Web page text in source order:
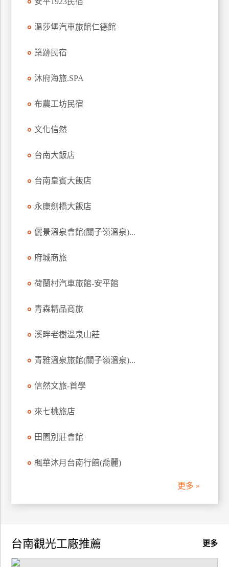
溫莎堡汽車旅館仁德館
築跡民宿
沐府海旅.SPA
布農工坊民宿
文化信然
台南大飯店
台南皇賓大飯店
永康劍橋大飯店
儷景溫泉會館(關子嶺溫泉)...
府城商旅
荷蘭村汽車旅館-安平館
青森精品商旅
溪畔老樹溫泉山莊
青雅溫泉旅館(關子嶺溫泉)...
信然文旅-首學
來七桃旅店
田園別莊會館
楓華沐月台南行館(喬麗)
更多 »
更多
台南觀光工廠推薦